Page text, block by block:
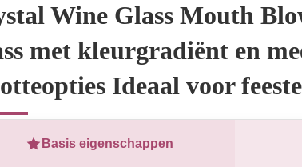
Wine Glass Mouth
met kleurgradiënt en
Ideaal voor
Basis eigenschappen